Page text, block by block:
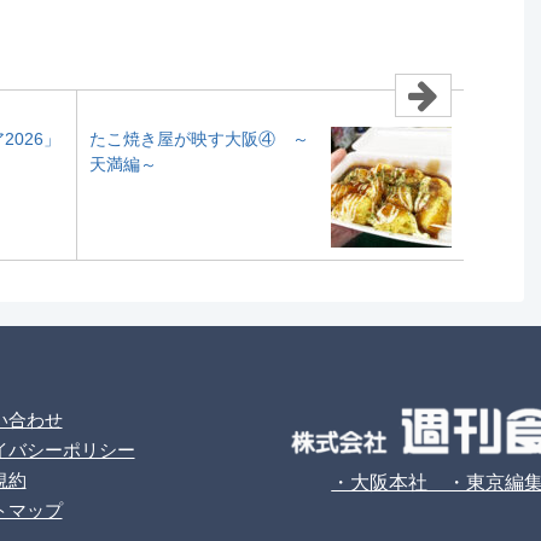
」
たこ焼き屋が映す大阪④ ～
天満編～
合わせ
バシーポリシー
約
マップ
・大阪本社 ・東京編